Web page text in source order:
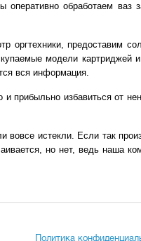
обработаем ваз
оргтехники, предоставим
модели картриджей и
вся информация.
прибыльно избавиться от
вовсе истекли. Если так
но нет, ведь наша
Политика